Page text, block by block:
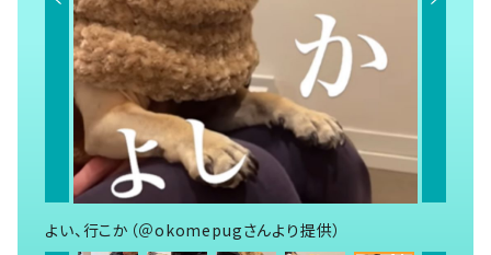
よい、行こか（＠okomepugさんより提供）